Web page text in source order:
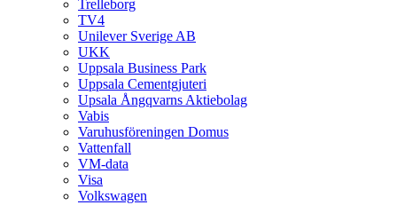
Trelleborg
TV4
Unilever Sverige AB
UKK
Uppsala Business Park
Uppsala Cementgjuteri
Upsala Ångqvarns Aktiebolag
Vabis
Varuhusföreningen Domus
Vattenfall
VM-data
Visa
Volkswagen